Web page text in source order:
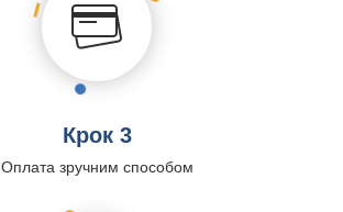
Крок 3
Оплата зручним способом